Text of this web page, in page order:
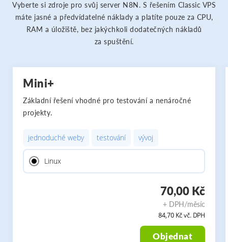
Vyberte si zdroje pro svůj server N8N. S řešením Classic VPS
máte jasné a předvídatelné náklady a platíte pouze za CPU,
RAM a úložiště, bez jakýchkoli dodatečných nákladů
za spuštění.
Mini+
Základní řešení vhodné pro testování a nenáročné
projekty.
jednoduché weby testování vývoj
Linux
70,00 Kč
+ DPH/měsíc
84,70 Kč vč. DPH
Objednat